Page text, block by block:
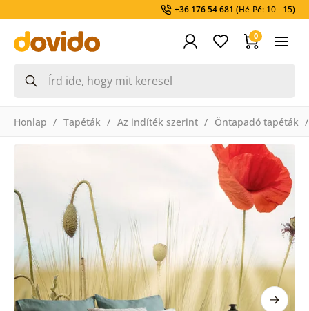
+36 176 54 681 (Hé-Pé: 10 - 15)
0
Honlap Tapéták Az indíték szerint Öntapadó tapéták